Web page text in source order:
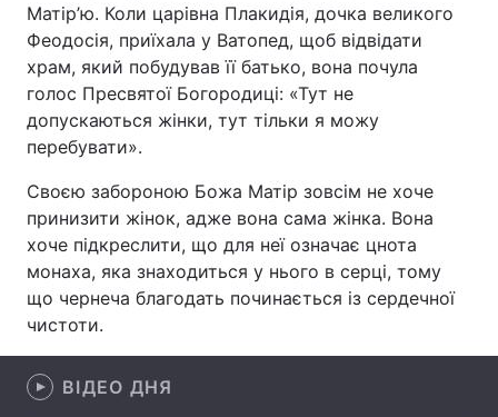
Економіка Світ
Спорт Наука
Техно і зв'язок Лайт
Інциденти
Здоров'я Туризм
Цікавинки Погода
Екологія
Лонгріди
Матір’ю. Коли царівна Плакидія, дочка великого
Феодосія, приїхала у Ватопед, щоб відвідати
храм, який побудував її батько, вона почула
голос Пресвятої Богородиці: «Тут не
допускаються жінки, тут тільки я можу
перебувати».
Своєю забороною Божа Матір зовсім не хоче
принизити жінок, адже вона сама жінка. Вона
хоче підкреслити, що для неї означає цнота
монаха, яка знаходиться у нього в серці, тому
що чернеча благодать починається із сердечної
чистоти.
ВІДЕО ДНЯ